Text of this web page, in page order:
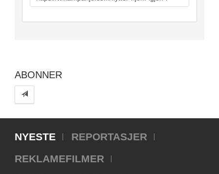
to
ABONNER
NYESTE
REPORTASJER
REKLAMEFILMER